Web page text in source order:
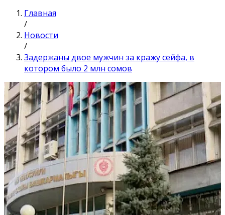
Главная
/
Новости
/
Задержаны двое мужчин за кражу сейфа, в
котором было 2 млн сомов